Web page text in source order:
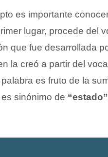
es importante
lugar, procede del
que fue desarrollada
la creó a partir del
es fruto de la
sinónimo de “estado”